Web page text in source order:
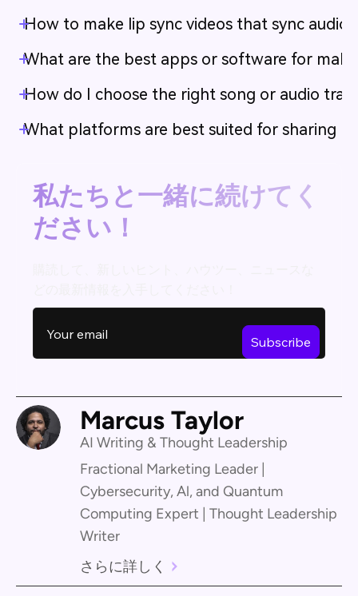
How to make lip sync videos that sync
What are the best apps or software for
How do I choose the right song or audio
What platforms are best suited for sharing lip
私たちと一緒に続けてく
ださい！
Marcus Taylor
AI Writing & Thought Leadership
Fractional Marketing Leader |
Cybersecurity, Al, and Quantum
Computing Expert | Thought Leadership
Writer
さらに詳しく